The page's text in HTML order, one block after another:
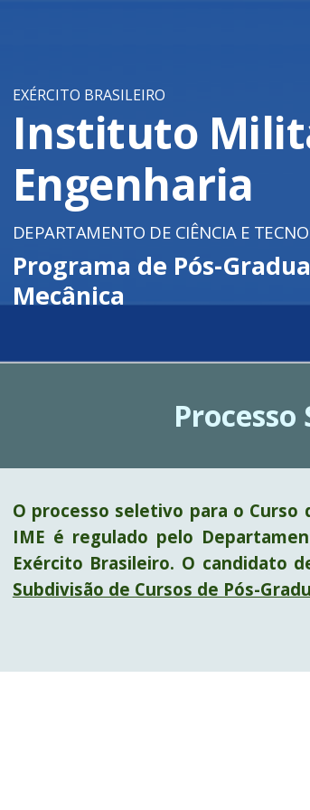
EXÉRCITO BRASILEIRO
Instituto
Engenharia
DEPARTAMENTO DE CIÊNCIA E
Programa de Pós-
Mecânica
Processo
O processo seletivo para o
IME é regulado pelo
Exército Brasileiro. O candidato
Subdivisão de Cursos de Pós-